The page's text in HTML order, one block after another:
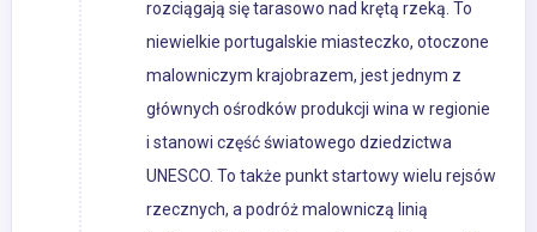
rozciągają się tarasowo nad krętą rzeką. To
niewielkie portugalskie miasteczko, otoczone
malowniczym krajobrazem, jest jednym z
głównych ośrodków produkcji wina w regionie
i stanowi część światowego dziedzictwa
UNESCO. To także punkt startowy wielu rejsów
rzecznych, a podróż malowniczą linią